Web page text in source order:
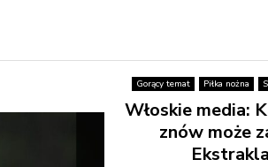
Gorący temat Piłka nożna
Włoskie media:
znów może